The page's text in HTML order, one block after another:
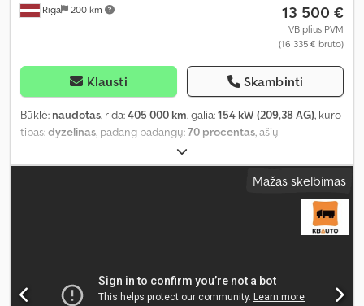
Rīga 200 km 13 500 €
VB plius PVM
(16 335 € bruto)
Klausti Skambinti
Būklė: naudotas, rida:405 000 km, galia:154 kW (209,38 AG), kuro
tipas:dyzelinas, padang padangų:70 procentas, ašių
dyzelinas
automatinis, emisijos klasė:Euro 6, pakaba:oras, krovinio erdvės
, krovinių skyriaus plotis:
, Gamybos metai:2018,
kompiuteris, centrinis užraktas, galinis keltuvas, kruizo kontrolė,
Mažas skelbimas